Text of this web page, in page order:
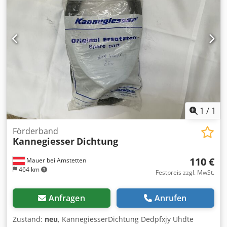
1 / 1
Mauer bei Amstetten
464 km
Förderband
Kannegiesser Dichtung
110 €
Festpreis zzgl. MwSt.
Anfragen Anrufen
Zustand: neu, KannegiesserDichtung Dedpfxjy Uhdte